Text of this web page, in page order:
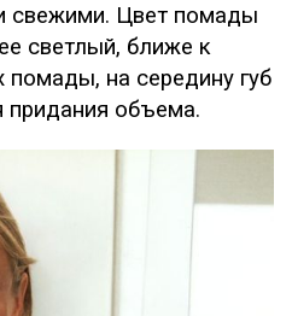
свежими. Цвет помады
светлый, ближе к
помады, на середину губ
придания объема.